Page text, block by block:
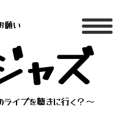
願い
ャズ
イブを聴きに行く？～